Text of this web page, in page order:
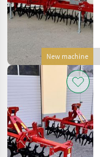
New machine